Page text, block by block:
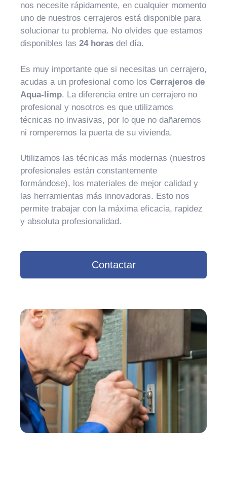
nos necesite rápidamente, en cualquier momento
uno de nuestros cerrajeros está disponible para
solucionar tu problema. No olvides que estamos
disponibles las 24 horas del día.
Es muy importante que si necesitas un cerrajero,
acudas a un profesional como los Cerrajeros de
Aqua-limp. La diferencia entre un cerrajero no
profesional y nosotros es que utilizamos
técnicas no invasivas, por lo que no dañaremos
ni romperemos la puerta de su vivienda.
Utilizamos las técnicas más modernas (nuestros
profesionales están constantemente
formándose), los materiales de mejor calidad y
las herramientas más innovadoras. Esto nos
permite trabajar con la máxima eficacia, rapidez
y absoluta profesionalidad.
Contactar